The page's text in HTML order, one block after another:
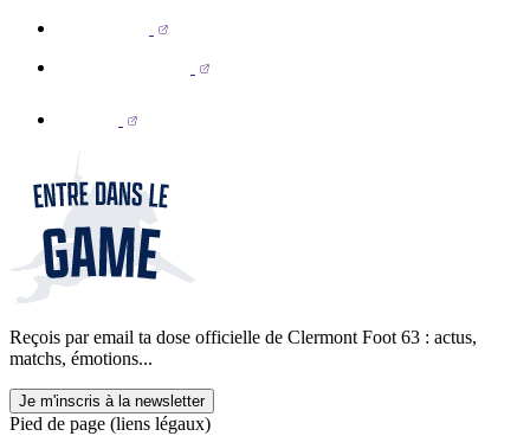
Reçois par email ta dose officielle de Clermont Foot 63 : actus,
matchs, émotions...
Je m'inscris à la newsletter
Pied de page (liens légaux)